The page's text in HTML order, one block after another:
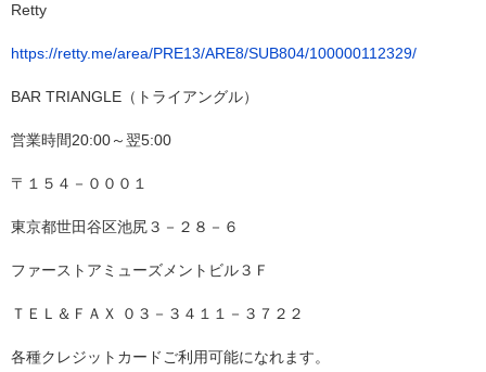
Retty
https://retty.me/area/PRE13/ARE8/SUB804/100000112329/
BAR TRIANGLE（トライアングル）
営業時間20:00～翌5:00
〒１５４－０００１
東京都世田谷区池尻３－２８－６
ファーストアミューズメントビル３Ｆ
ＴＥＬ＆ＦＡＸ ０３－３４１１－３７２２
各種クレジットカードご利用可能になれます。